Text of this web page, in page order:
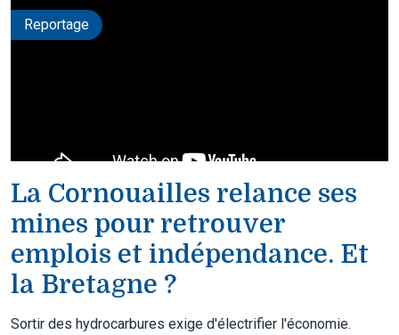
Reportage
La Cornouailles relance ses
mines pour retrouver
emplois et indépendance. Et
la Bretagne ?
Sortir des hydrocarbures exige d'électrifier l'économie.